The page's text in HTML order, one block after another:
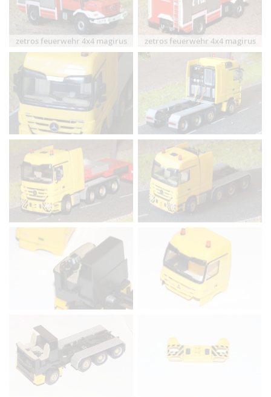
zetros feuerwehr 4x4 magirus zetros feuerwehr 4x4 magirus